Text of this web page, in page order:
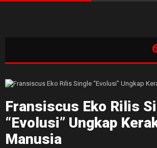
Fransiscus Eko Rilis
“Evolusi” Ungkap
Manusia